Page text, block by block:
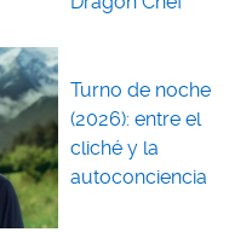
Turno de noche
(2026): entre el
cliché y la
autoconciencia